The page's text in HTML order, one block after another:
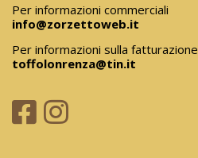
Per informazioni commerciali
info@zorzettoweb.it
Per informazioni sulla fatturazione
toffolonrenza@tin.it